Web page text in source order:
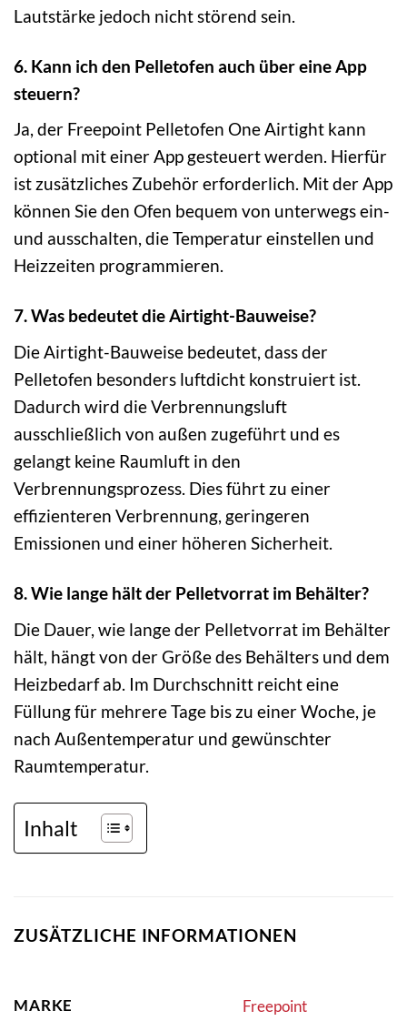
Lautstärke jedoch nicht störend sein.
6. Kann ich den Pelletofen auch über eine App
steuern?
Ja, der Freepoint Pelletofen One Airtight kann
optional mit einer App gesteuert werden. Hierfür
ist zusätzliches Zubehör erforderlich. Mit der App
können Sie den Ofen bequem von unterwegs ein-
und ausschalten, die Temperatur einstellen und
Heizzeiten programmieren.
7. Was bedeutet die Airtight-Bauweise?
Die Airtight-Bauweise bedeutet, dass der
Pelletofen besonders luftdicht konstruiert ist.
Dadurch wird die Verbrennungsluft
ausschließlich von außen zugeführt und es
gelangt keine Raumluft in den
Verbrennungsprozess. Dies führt zu einer
effizienteren Verbrennung, geringeren
Emissionen und einer höheren Sicherheit.
8. Wie lange hält der Pelletvorrat im Behälter?
Die Dauer, wie lange der Pelletvorrat im Behälter
hält, hängt von der Größe des Behälters und dem
Heizbedarf ab. Im Durchschnitt reicht eine
Füllung für mehrere Tage bis zu einer Woche, je
nach Außentemperatur und gewünschter
Raumtemperatur.
Inhalt
ZUSÄTZLICHE INFORMATIONEN
MARKE Freepoint